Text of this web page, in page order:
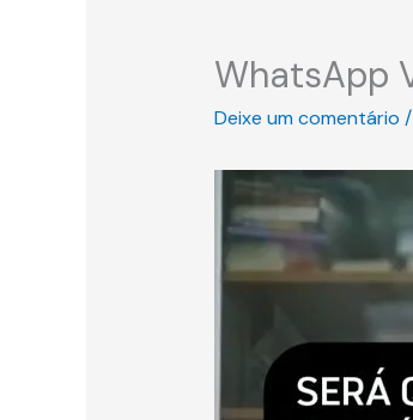
WhatsApp
Deixe um comentário
Tocador
de
vídeo